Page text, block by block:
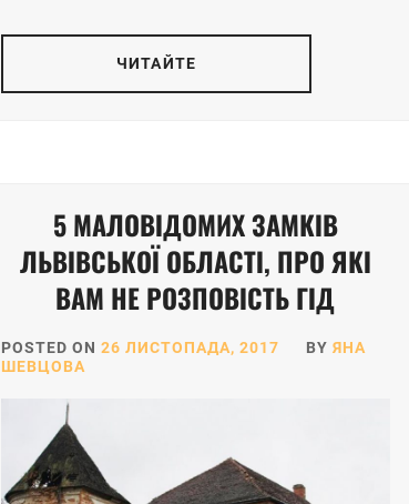
ЧИТАЙТЕ
5 МАЛОВІДОМИХ ЗАМКІВ
ЛЬВІВСЬКОЇ ОБЛАСТІ, ПРО ЯКІ
ВАМ НЕ РОЗПОВІСТЬ ГІД
POSTED ON 26 ЛИСТОПАДА, 2017 BY ЯНА
ШЕВЦОВА